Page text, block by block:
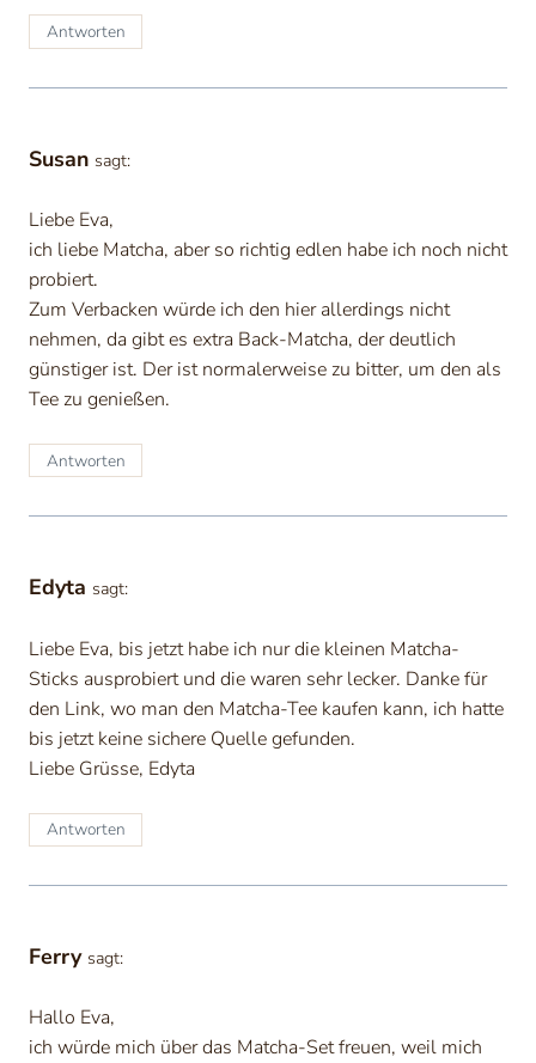
Antworten
Susan sagt:
Liebe Eva,
ich liebe Matcha, aber so richtig edlen habe ich noch nicht
probiert.
Zum Verbacken würde ich den hier allerdings nicht
nehmen, da gibt es extra Back-Matcha, der deutlich
günstiger ist. Der ist normalerweise zu bitter, um den als
Tee zu genießen.
Antworten
Edyta sagt:
Liebe Eva, bis jetzt habe ich nur die kleinen Matcha-
Sticks ausprobiert und die waren sehr lecker. Danke für
den Link, wo man den Matcha-Tee kaufen kann, ich hatte
bis jetzt keine sichere Quelle gefunden.
Liebe Grüsse, Edyta
Antworten
Ferry sagt:
Hallo Eva,
ich würde mich über das Matcha-Set freuen, weil mich